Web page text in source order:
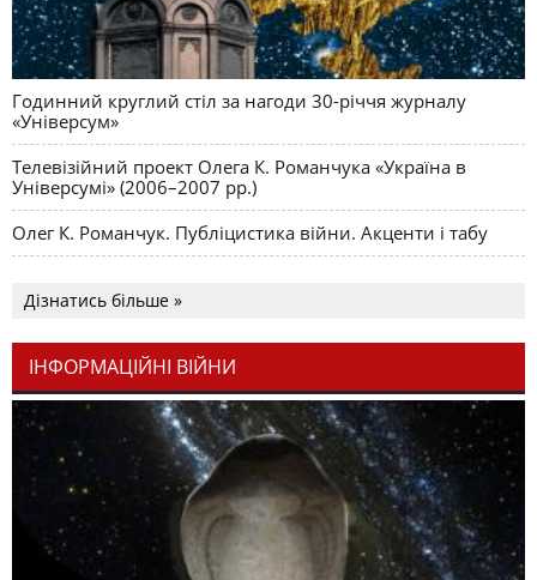
Годинний круглий стіл за нагоди 30-річчя журналу
«Універсум»
Телевізійний проект Олега К. Романчука «Україна в
Універсумі» (2006–2007 рр.)
Олег К. Романчук. Публіцистика війни. Акценти і табу
Дізнатись більше »
ІНФОРМАЦІЙНІ ВІЙНИ